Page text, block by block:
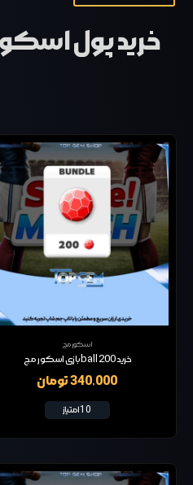
خرید پول
اسکور مچ
خرید 200 ball بازی اسکور مج
340,000 تومان
10 امتیاز